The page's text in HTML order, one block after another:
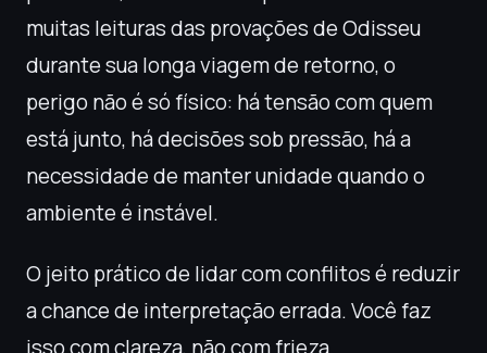
muitas leituras das provações de Odisseu
durante sua longa viagem de retorno, o
perigo não é só físico: há tensão com quem
está junto, há decisões sob pressão, há a
necessidade de manter unidade quando o
ambiente é instável.
O jeito prático de lidar com conflitos é reduzir
a chance de interpretação errada. Você faz